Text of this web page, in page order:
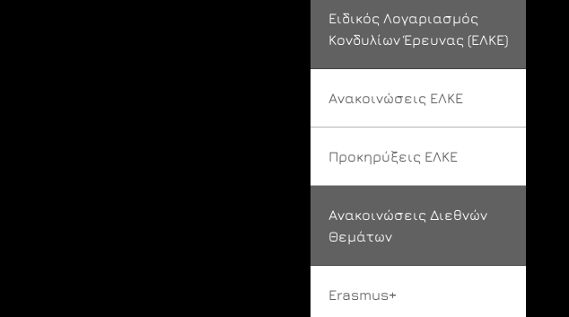
Ειδικός Λογαριασμός
Κονδυλίων Έρευνας (ΕΛΚΕ)
Ανακοινώσεις ΕΛΚΕ
Προκηρύξεις ΕΛΚΕ
Ανακοινώσεις Διεθνών
Θεμάτων
Erasmus+